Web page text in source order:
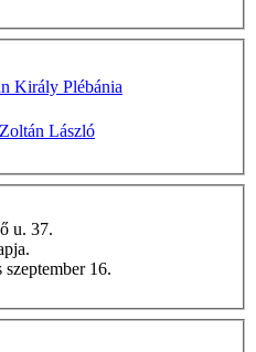
Király Plébánia
László
u. 37.
24. és szeptember 16.